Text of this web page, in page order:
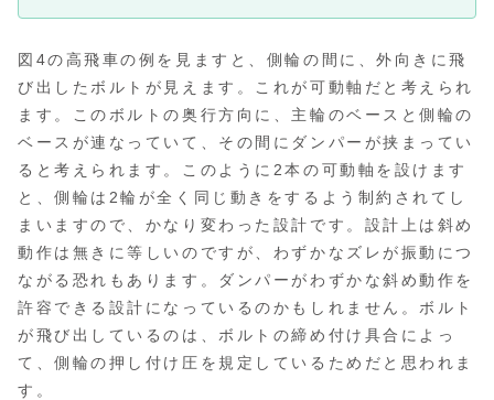
図4の高飛車の例を見ますと、側輪の間に、外向きに飛
び出したボルトが見えます。これが可動軸だと考えられ
ます。このボルトの奥行方向に、主輪のベースと側輪の
ベースが連なっていて、その間にダンパーが挟まってい
ると考えられます。このように2本の可動軸を設けます
と、側輪は2輪が全く同じ動きをするよう制約されてし
まいますので、かなり変わった設計です。設計上は斜め
動作は無きに等しいのですが、わずかなズレが振動につ
ながる恐れもあります。ダンパーがわずかな斜め動作を
許容できる設計になっているのかもしれません。ボルト
が飛び出しているのは、ボルトの締め付け具合によっ
て、側輪の押し付け圧を規定しているためだと思われま
す。